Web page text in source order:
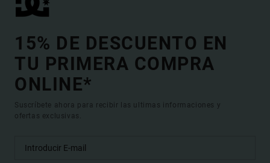
15% DE DESCUENTO EN
TU PRIMERA COMPRA
ONLINE*
Suscríbete ahora para recibir las ultimas informaciones y
ofertas exclusivas.